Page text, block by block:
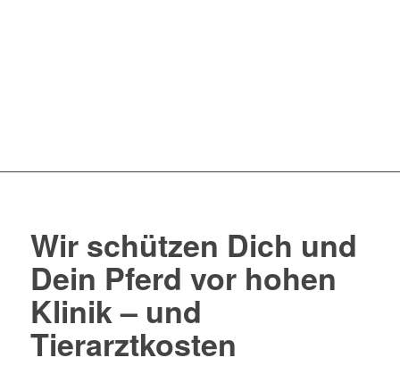
Wir schützen Dich und
Dein Pferd vor hohen
Klinik – und
Tierarztkosten